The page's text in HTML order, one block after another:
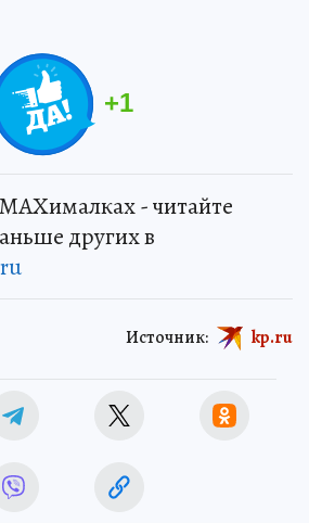
+1
- читайте
других в
Источник: kp.ru